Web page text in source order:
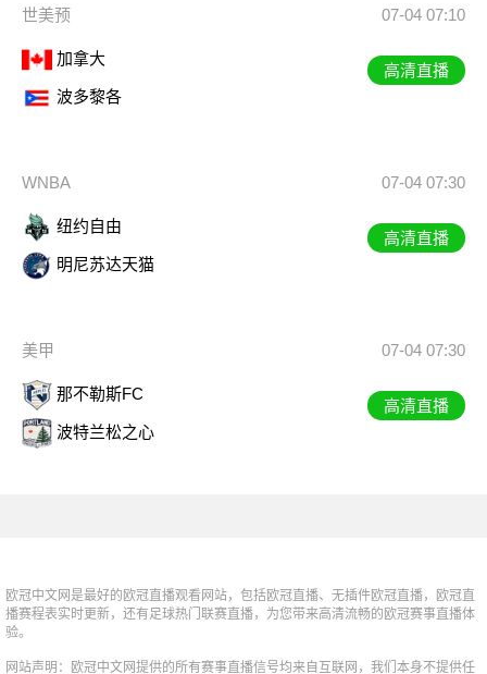
世美预 07-04 07:10
加拿大
波多黎各
高清直播
WNBA 07-04 07:30
纽约自由
明尼苏达天猫
高清直播
美甲 07-04 07:30
那不勒斯FC
波特兰松之心
高清直播
欧冠中文网是最好的欧冠直播观看网站，包括欧冠直播、无插件欧冠直播，欧冠直
播赛程表实时更新，还有足球热门联赛直播，为您带来高清流畅的欧冠赛事直播体
验。
网站声明：欧冠中文网提供的所有赛事直播信号均来自互联网，我们本身不提供任